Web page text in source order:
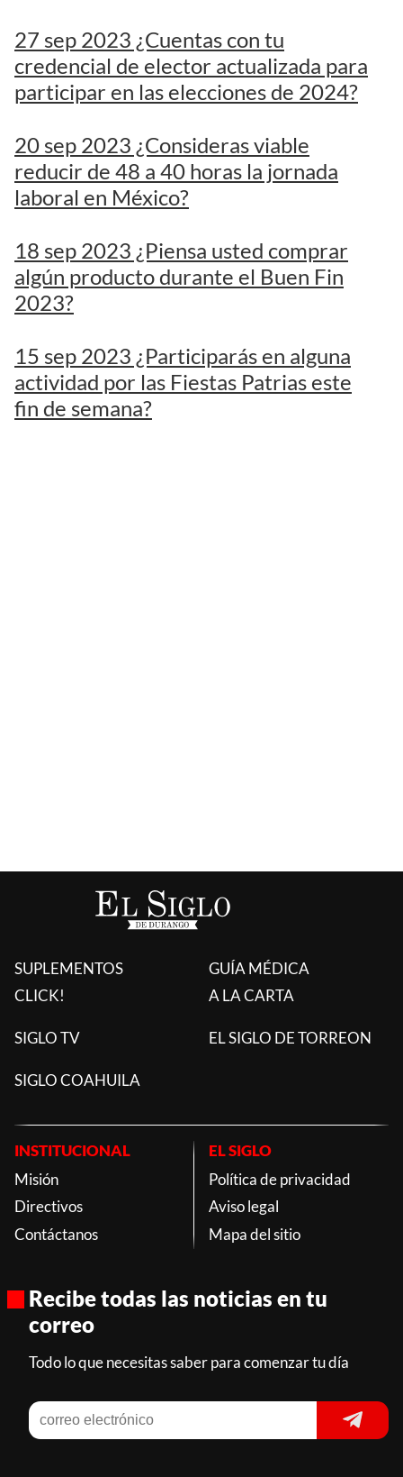
27 sep 2023 ¿Cuentas con tu
credencial de elector actualizada para
participar en las elecciones de 2024?
20 sep 2023 ¿Consideras viable
reducir de 48 a 40 horas la jornada
laboral en México?
18 sep 2023 ¿Piensa usted comprar
algún producto durante el Buen Fin
2023?
15 sep 2023 ¿Participarás en alguna
actividad por las Fiestas Patrias este
fin de semana?
SUPLEMENTOS
CLICK!
GUÍA MÉDICA
A LA CARTA
SIGLO TV EL SIGLO DE TORREON
SIGLO COAHUILA
INSTITUCIONAL
Misión
Directivos
Contáctanos
EL SIGLO
Política de privacidad
Aviso legal
Mapa del sitio
Recibe todas las noticias en tu
correo
Todo lo que necesitas saber para comenzar tu día